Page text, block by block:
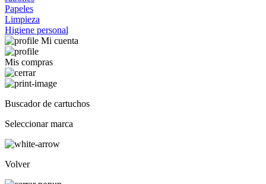
Papeles
Limpieza
Higiene personal
Mi cuenta
Mis compras
Buscador de cartuchos
Seleccionar marca
Volver